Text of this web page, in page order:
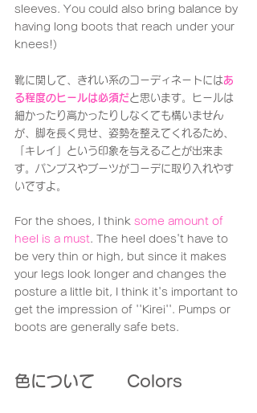
sleeves. You could also bring balance by
having long boots that reach under your
knees!)
靴に関して、きれい系のコーディネートにはあ
る程度のヒールは必須だと思います。ヒールは
細かったり高かったりしなくても構いません
が、脚を長く見せ、姿勢を整えてくれるため、
「キレイ」という印象を与えることが出来ま
す。パンプスやブーツがコーデに取り入れやす
いですよ。
For the shoes, I think some amount of
heel is a must. The heel does't have to
be very thin or high, but since it makes
your legs look longer and changes the
posture a little bit, I think it's important to
get the impression of ''Kirei''. Pumps or
boots are generally safe bets.
色について　　Colors